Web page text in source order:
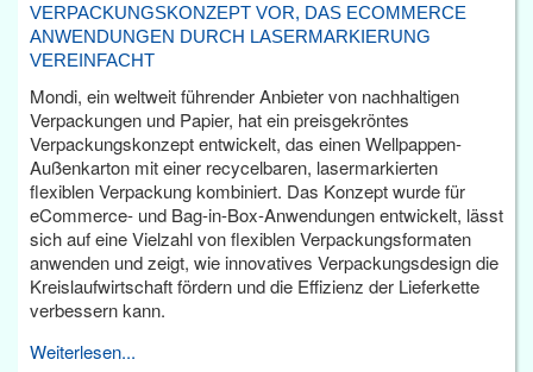
VERPACKUNGSKONZEPT VOR, DAS ECOMMERCE
ANWENDUNGEN DURCH LASERMARKIERUNG
VEREINFACHT
Mondi, ein weltweit führender Anbieter von nachhaltigen
Verpackungen und Papier, hat ein preisgekröntes
Verpackungskonzept entwickelt, das einen Wellpappen-
Außenkarton mit einer recycelbaren, lasermarkierten
flexiblen Verpackung kombiniert. Das Konzept wurde für
eCommerce- und Bag-in-Box-Anwendungen entwickelt, lässt
sich auf eine Vielzahl von flexiblen Verpackungsformaten
anwenden und zeigt, wie innovatives Verpackungsdesign die
Kreislaufwirtschaft fördern und die Effizienz der Lieferkette
verbessern kann.
Weiterlesen...